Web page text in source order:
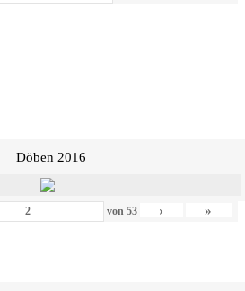
Döben 2016
von 53 › »